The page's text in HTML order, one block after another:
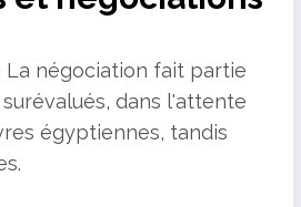
négociation fait partie
dans l'attente
égyptiennes, tandis